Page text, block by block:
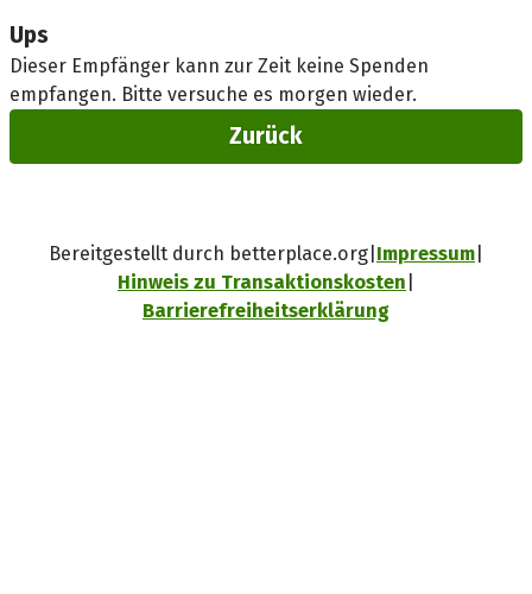
Ups
Dieser Empfänger kann zur Zeit keine Spenden
empfangen. Bitte versuche es morgen wieder.
Zurück
Bereitgestellt durch betterplace.org Impressum
Hinweis zu Transaktionskosten
Barrierefreiheitserklärung